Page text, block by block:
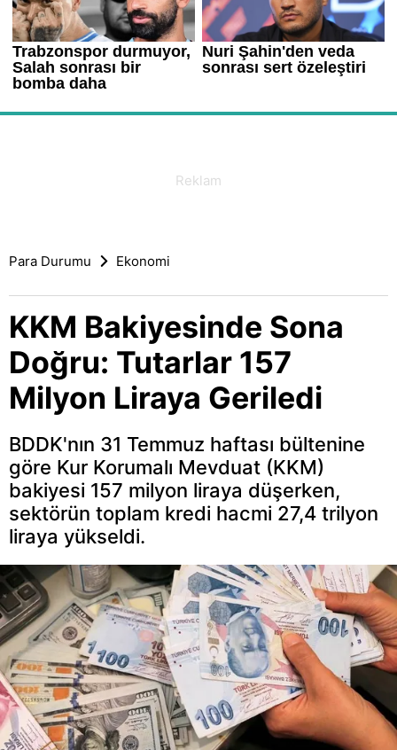
Para Durumu Ekonomi
KKM Bakiyesinde Sona
Doğru: Tutarlar 157
Milyon Liraya Geriledi
BDDK'nın 31 Temmuz haftası bültenine
göre Kur Korumalı Mevduat (KKM)
bakiyesi 157 milyon liraya düşerken,
sektörün toplam kredi hacmi 27,4 trilyon
liraya yükseldi.